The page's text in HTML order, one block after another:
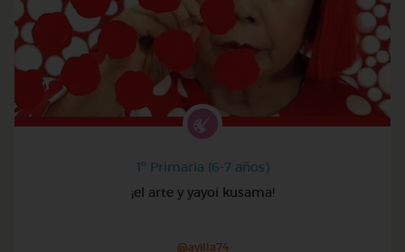
1º Primaria (6-7 años)
¡el arte y yayoi kusama!
@avilla74